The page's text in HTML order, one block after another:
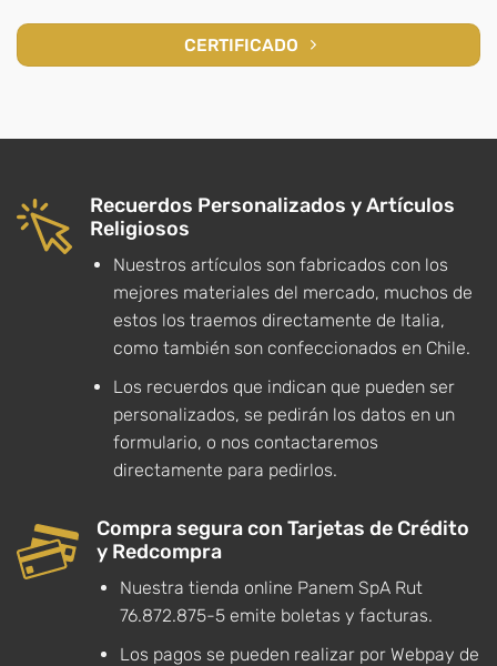
CERTIFICADO
Recuerdos Personalizados y Artículos
Religiosos
Nuestros artículos son fabricados con los
mejores materiales del mercado, muchos de
estos los traemos directamente de Italia,
como también son confeccionados en Chile.
Los recuerdos que indican que pueden ser
personalizados, se pedirán los datos en un
formulario, o nos contactaremos
directamente para pedirlos.
Compra segura con Tarjetas de Crédito
y Redcompra
Nuestra tienda online Panem SpA Rut
76.872.875-5 emite boletas y facturas.
Los pagos se pueden realizar por Webpay de